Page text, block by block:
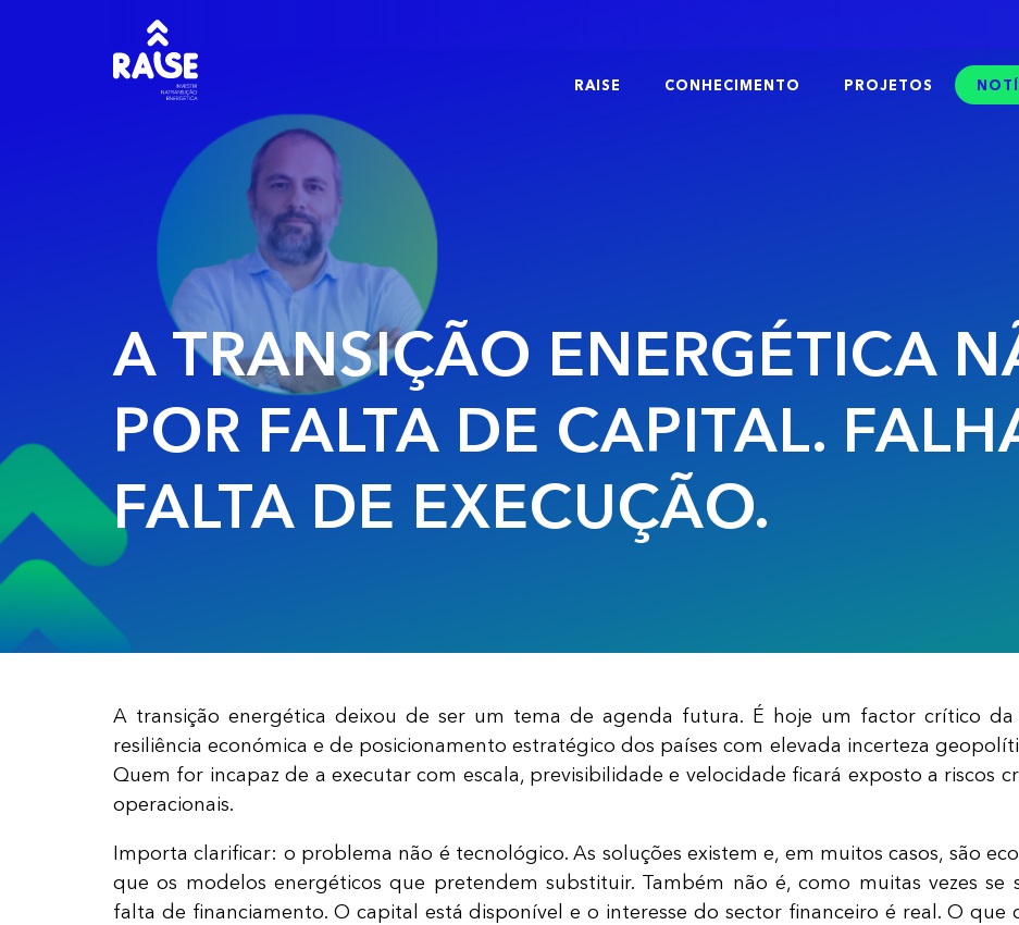
RAISE CONHECIMENTO PROJETOS
A TRANSIÇÃO ENERGÉTICA
POR FALTA DE CAPITAL.
FALTA DE EXECUÇÃO.
A transição energética deixou de ser um tema de agenda futura. É hoje um factor crítico da
resiliência económica e de posicionamento estratégico dos países com elevada incerteza
Quem for incapaz de a executar com escala, previsibilidade e velocidade ficará exposto a riscos
operacionais.
Importa clarificar: o problema não é tecnológico. As soluções existem e, em muitos casos, são
que os modelos energéticos que pretendem substituir. Também não é, como muitas vezes
falta de financiamento. O capital está disponível e o interesse do sector financeiro é real. O